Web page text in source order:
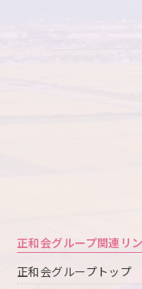
正和会グループ関連リ
正和会グループトップ